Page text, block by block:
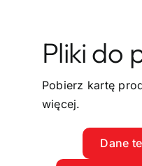
Pliki do
Pobierz kartę
więcej.
Dane